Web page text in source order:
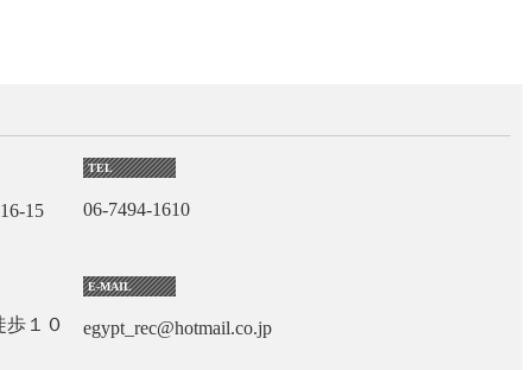
15
１０
TEL
06-7494-1610
E-MAIL
egypt_rec@hotmail.co.jp